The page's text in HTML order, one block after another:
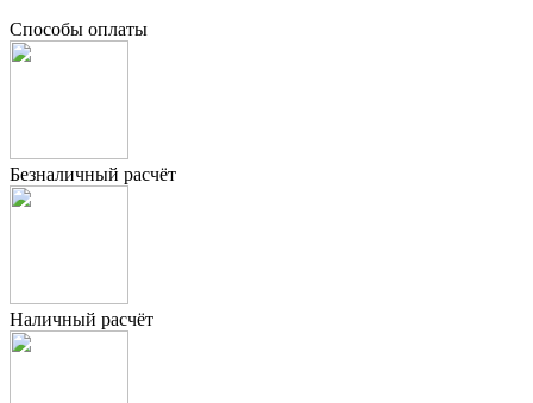
Способы оплаты
Безналичный расчёт
Наличный расчёт